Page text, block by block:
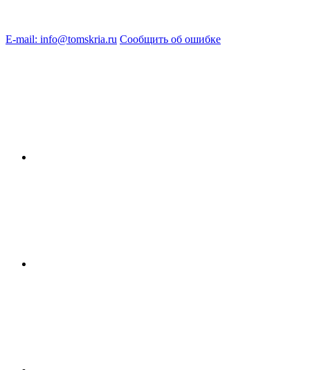
E-mail: info@tomskria.ru Сообщить об ошибке